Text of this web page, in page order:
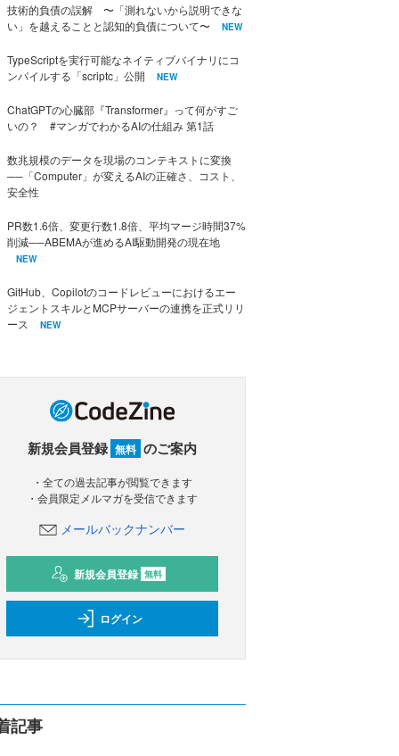
技術的負債の誤解 〜「測れないから説明できな
い」を越えることと認知的負債について〜
NEW
TypeScriptを実行可能なネイティブバイナリにコ
ンパイルする「scriptc」公開
NEW
ChatGPTの心臓部『Transformer』って何がすご
いの？ #マンガでわかるAIの仕組み 第1話
数兆規模のデータを現場のコンテキストに変換
──「Computer」が変えるAIの正確さ、コスト、
安全性
PR数1.6倍、変更行数1.8倍、平均マージ時間37%
削減──ABEMAが進めるAI駆動開発の現在地
NEW
GitHub、Copilotのコードレビューにおけるエー
ジェントスキルとMCPサーバーの連携を正式リリ
ース
NEW
新規会員登録 無料 のご案内
・全ての過去記事が閲覧できます
・会員限定メルマガを受信できます
メールバックナンバー
新規会員登録 無料
ログイン
記事